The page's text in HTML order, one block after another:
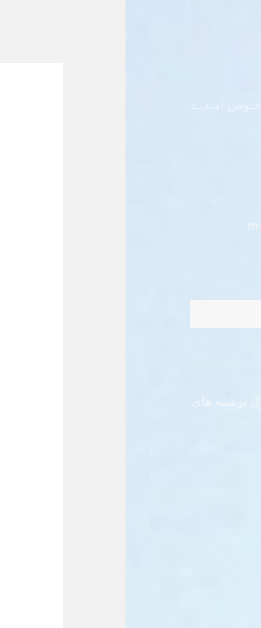
آمـدیـد
نوشته های